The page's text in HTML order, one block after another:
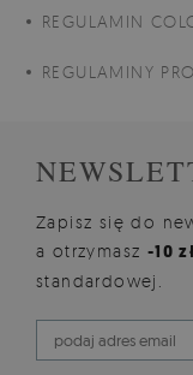
REGULAMIN
REGULAMINY
Zapisz się do
a otrzymasz -10 zł
standardowej.